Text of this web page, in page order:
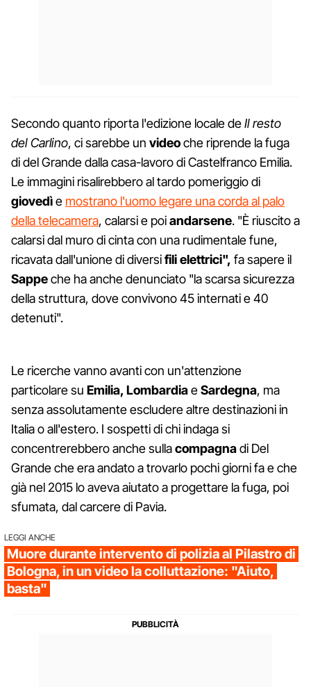
Secondo quanto riporta l'edizione locale deIl resto
del Carlino, ci sarebbe un videoche riprende la fuga
di del Grande dalla casa-lavoro di Castelfranco Emilia.
Le immagini risalirebbero al tardo pomeriggio di
giovedìe mostrano l'uomo legare una corda al palo
della telecamera, calarsi e poiandarsene. "È riuscito a
calarsi dal muro di cinta con una rudimentale fune,
ricavata dall'unione di diversifilielettrici", fa sapere il
Sappeche ha anche denunciato "la scarsa sicurezza
della struttura, dove convivono 45 internati e 40
detenuti".
Le ricerche vanno avanti con un'attenzione
particolare su Emilia, LombardiaeSardegna, ma
senza assolutamente escludere altre destinazioni in
Italia o all'estero. I sospetti di chi indaga si
concentrerebbero anche sullacompagnadi Del
Grande che era andato a trovarlo pochi giorni fa e che
già nel 2015 lo aveva aiutato a progettare la fuga, poi
sfumata, dal carcere di Pavia.
LEGGI ANCHE
Muore durante intervento di polizia al Pilastro di
Bologna, in un video la colluttazione: "Aiuto,
basta"